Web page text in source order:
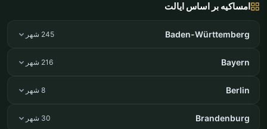
امساکیه بر اساس ایالت
Baden-Württemberg 245 شهر
Bayern 216 شهر
Berlin 8 شهر
Brandenburg 30 شهر